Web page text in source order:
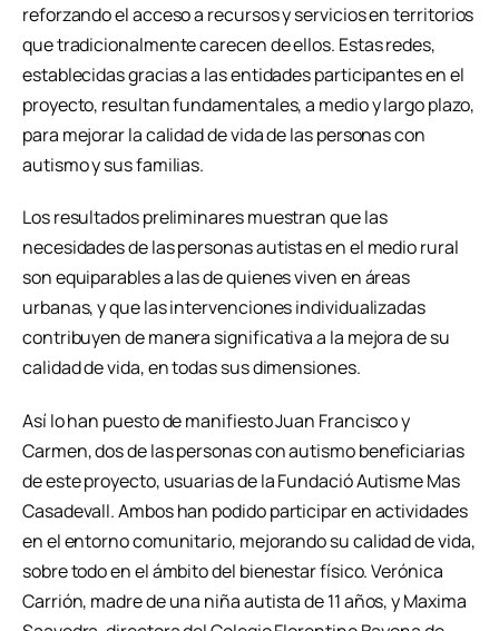
reforzando el acceso a recursos y servicios en territorios
que tradicionalmente carecen de ellos. Estas redes,
establecidas gracias a las entidades participantes en el
proyecto, resultan fundamentales, a medio y largo plazo,
para mejorar la calidad de vida de las personas con
autismo y sus familias.
Los resultados preliminares muestran que las
necesidades de las personas autistas en el medio rural
son equiparables a las de quienes viven en áreas
urbanas, y que las intervenciones individualizadas
contribuyen de manera significativa a la mejora de su
calidad de vida, en todas sus dimensiones.
Así lo han puesto de manifiesto Juan Francisco y
Carmen, dos de las personas con autismo beneficiarias
de este proyecto, usuarias de la Fundació Autisme Mas
Casadevall. Ambos han podido participar en actividades
en el entorno comunitario, mejorando su calidad de vida,
sobre todo en el ámbito del bienestar físico. Verónica
Carrión, madre de una niña autista de 11 años, y Maxima